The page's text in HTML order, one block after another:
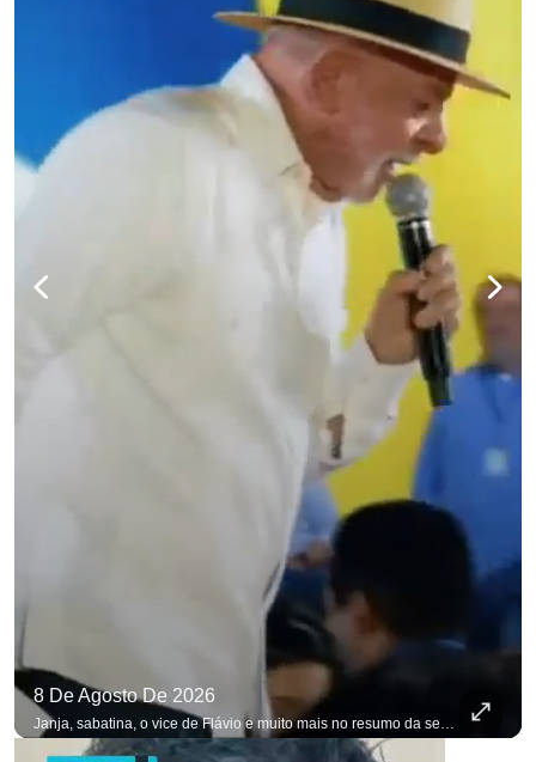
8 De Agosto De 2026
Janja, sabatina, o vice de Flávio e muito mais no resumo da semana. #OAntagonista Se você busca informação com credibilidade, inscreva-se agora e ative o